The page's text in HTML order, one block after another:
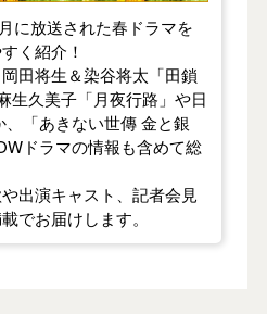
に放送された春ドラマを
く紹介！
田将生＆染谷将太「田鎖
生久美子「月夜行路」や日
「あきない世傳 金と銀
ドラマの情報も含めて総
出演キャスト、記者会見
でお届けします。